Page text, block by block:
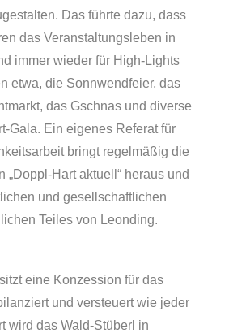
Das führte dazu, dass
das Veranstaltungsleben in
immer wieder für High-Lights
etwa, die Sonnwendfeier, das
das Gschnas und diverse
Gala. Ein eigenes Referat für
bringt regelmäßig die
„Doppl-Hart aktuell“ heraus und
und gesellschaftlichen
Teiles von Leonding.
eine Konzession für das
und versteuert wie jeder
wird das Wald-Stüberl in